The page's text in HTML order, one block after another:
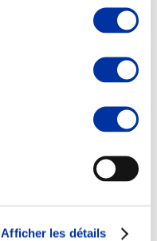
Afficher les détails